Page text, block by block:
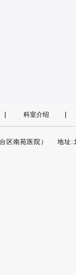
科室介绍
台区南苑医院） 地